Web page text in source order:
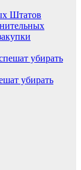
Штатов
убирать